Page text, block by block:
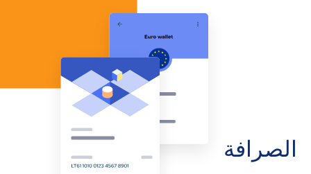
الصرافة